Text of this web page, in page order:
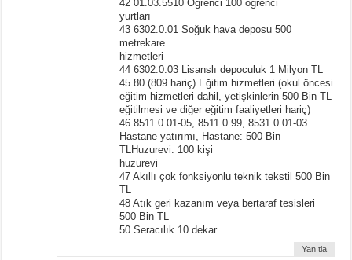
42 01.03.5510 Öğrenci 100 öğrenci
yurtları
43 6302.0.01 Soğuk hava deposu 500
metrekare
hizmetleri
44 6302.0.03 Lisanslı depoculuk 1 Milyon TL
45 80 (809 hariç) Eğitim hizmetleri (okul öncesi
eğitim hizmetleri dahil, yetişkinlerin 500 Bin TL
eğitilmesi ve diğer eğitim faaliyetleri hariç)
46 8511.0.01-05, 8511.0.99, 8531.0.01-03
Hastane yatırımı, Hastane: 500 Bin
TLHuzurevi: 100 kişi
huzurevi
47 Akıllı çok fonksiyonlu teknik tekstil 500 Bin
TL
48 Atık geri kazanım veya bertaraf tesisleri
500 Bin TL
50 Seracılık 10 dekar
Yanıtla